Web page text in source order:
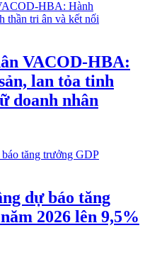
VACOD-HBA:
lan tỏa tinh
doanh nhân
dự báo tăng
2026 lên 9,5%